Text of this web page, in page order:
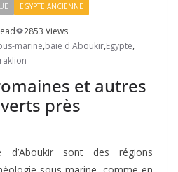
EGYPTE ANCIENNE
2853 Views
marine,baie d'Aboukir,Egypte,
et autres
près
sont des régions
sous-marine, comme en